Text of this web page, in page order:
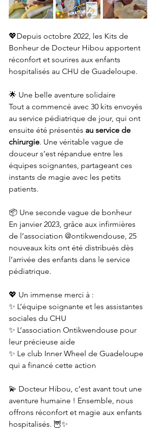
💖Depuis octobre 2022, les Kits de
Bonheur de Docteur Hibou apportent
réconfort et sourires aux enfants
hospitalisés au CHU de Guadeloupe.
🌟 Une belle aventure solidaire
Tout a commencé avec 30 kits envoyés
au service pédiatrique de jour, qui ont
ensuite été présentés au service de
chirurgie. Une véritable vague de
douceur s’est répandue entre les
équipes soignantes, partageant ces
instants de magie avec les petits
patients.
📦 Une seconde vague de bonheur
En janvier 2023, grâce aux infirmières
de l’association @ontikwendouse, 25
nouveaux kits ont été distribués dès
l’arrivée des enfants dans le service
pédiatrique.
💖 Un immense merci à :
✨ L’équipe soignante et les assistantes
sociales du CHU
✨ L’association Ontikwendouse pour
leur précieuse aide
✨ Le club Inner Wheel de Guadeloupe
qui a financé cette action
💫 Docteur Hibou, c’est avant tout une
aventure humaine ! Ensemble, nous
offrons réconfort et magie aux enfants
hospitalisés. 🦉✨